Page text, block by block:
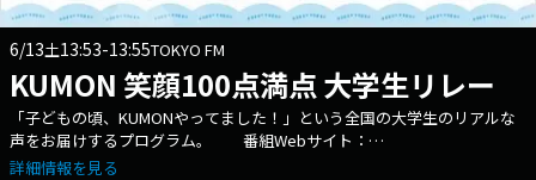
6/13土13:53-13:55TOKYO FM
KUMON 笑顔100点満点 大学生リレー
「子どもの頃、KUMONやってました！」という全国の大学生のリアルな
声をお届けするプログラム。 番組Webサイト：
https://www.tfm.co.jp/mantenrelay/
詳細情報を見る